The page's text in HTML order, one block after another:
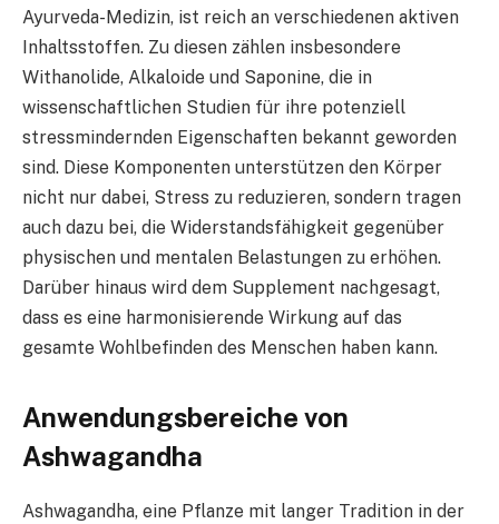
Ayurveda-Medizin, ist reich an verschiedenen aktiven
Inhaltsstoffen. Zu diesen zählen insbesondere
Withanolide, Alkaloide und Saponine, die in
wissenschaftlichen Studien für ihre potenziell
stressmindernden Eigenschaften bekannt geworden
sind. Diese Komponenten unterstützen den Körper
nicht nur dabei, Stress zu reduzieren, sondern tragen
auch dazu bei, die Widerstandsfähigkeit gegenüber
physischen und mentalen Belastungen zu erhöhen.
Darüber hinaus wird dem Supplement nachgesagt,
dass es eine harmonisierende Wirkung auf das
gesamte Wohlbefinden des Menschen haben kann.
Anwendungsbereiche von
Ashwagandha
Ashwagandha, eine Pflanze mit langer Tradition in der